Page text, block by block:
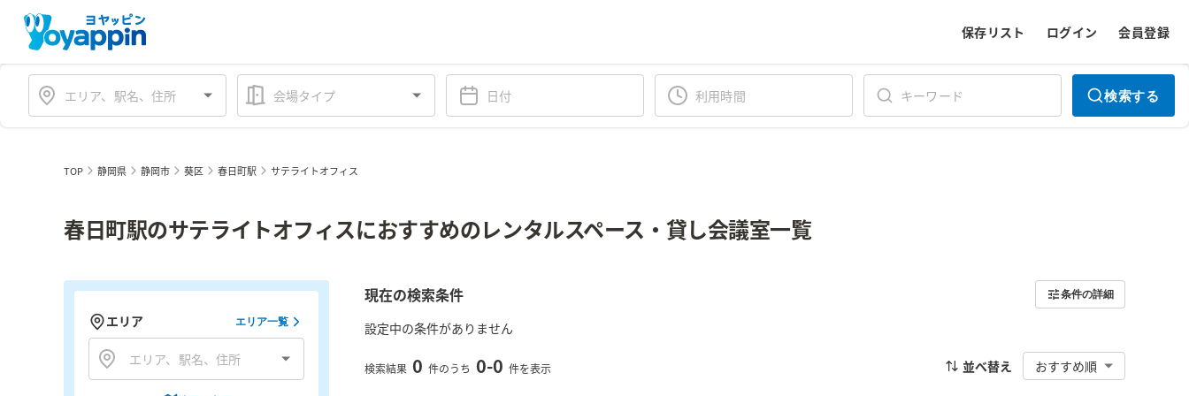
保存リスト ログイン 会員登録
会場タイプ 検索する
TOP 静岡県 静岡市 葵区 春日町駅 サテライトオフィス
春日町駅のサテライトオフィスにおすすめのレンタルスペース・貸し会議室一覧
現在の検索条件 条件の詳細
設定中の条件がありません
検索結果 0 件のうち 0-0 件を表示 並べ替え おすすめ順
エリア エリア一覧